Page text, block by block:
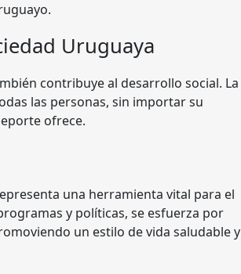
Uruguaya
contribuye al desarrollo social. La
las personas, sin importar su
ofrece.
una herramienta vital para el
y políticas, se esfuerza por
un estilo de vida saludable y